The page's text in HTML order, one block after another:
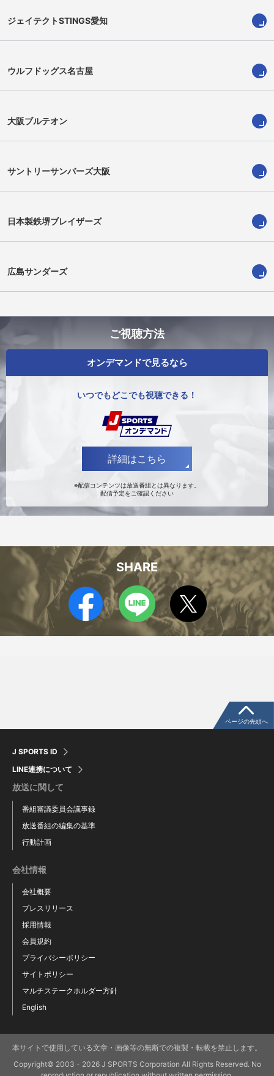
外崎 航平
張 育陞
染野 輝
ジェイテクトSTINGS愛知
ウルフドッグス名古屋
大阪ブルテオン
サントリーサンバーズ大阪
日本製鉄堺ブレイザーズ
広島サンダーズ
ご視聴方法
オンデマンドで見るなら
いつでもどこでも視聴できる！
詳細はこちら
※配信コンテンツは放送番組とは異なります。
配信予定をご確認ください
SHARE
J SPORTS ID
LINE連携について
放送に関して
番組審議委員会議事録
放送番組の編集の基準
行動計画
会社情報
会社概要
プレスリリース
採用情報
会員規約
プライバシーポリシー
サイトポリシー
マルチステークホルダー方針
English
ページの先頭へ
本サイトで使用している文章・画像等の無断での複製・転載を禁止します。
Copyright© 2003 - 2026 J SPORTS Corporation All Rights Reserved. No